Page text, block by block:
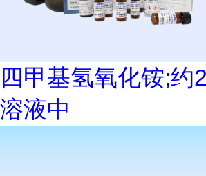
四甲基氢氧化铵;约
溶液中